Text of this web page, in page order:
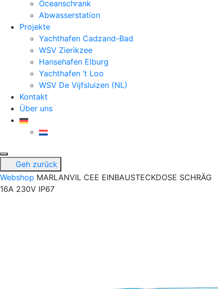
Oceanschrank
Abwasserstation
Projekte
Yachthafen Cadzand-Bad
WSV Zierikzee
Hansehafen Elburg
Yachthafen ‘t Loo
WSV De Vijfsluizen (NL)
Kontakt
Über uns
Geh zurück
Webshop MARLANVIL CEE EINBAUSTECKDOSE SCHRÄG
16A 230V IP67